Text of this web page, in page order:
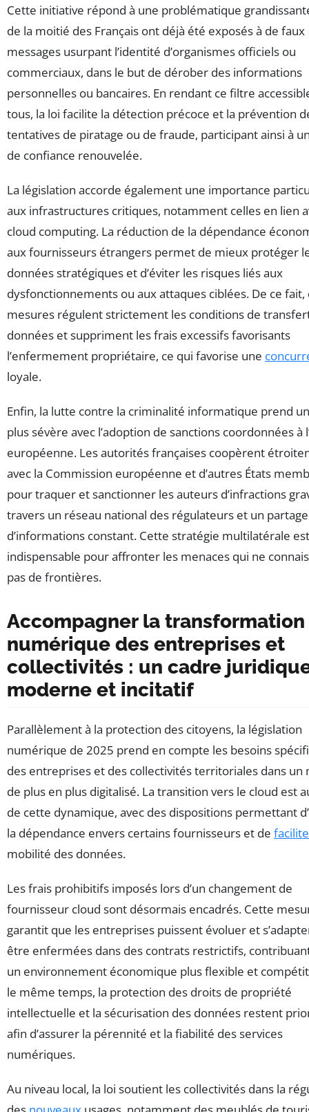
Cette initiative répond à une problématique
de la moitié des Français ont déjà été exposés à de faux
messages usurpant l’identité d’organismes officiels ou
commerciaux, dans le but de dérober des informations
personnelles ou bancaires. En rendant ce filtre
tous, la loi facilite la détection précoce et la prévention
tentatives de piratage ou de fraude, participant ainsi à
de confiance renouvelée.
La législation accorde également une importance
aux infrastructures critiques, notamment celles en lien
cloud computing. La réduction de la dépendance
aux fournisseurs étrangers permet de mieux protéger
données stratégiques et d’éviter les risques liés aux
dysfonctionnements ou aux attaques ciblées. De ce fait,
mesures régulent strictement les conditions de
données et suppriment les frais excessifs favorisants
l’enfermement propriétaire, ce qui favorise une
loyale.
Enfin, la lutte contre la criminalité informatique prend
plus sévère avec l’adoption de sanctions coordonnées à
européenne. Les autorités françaises coopèrent
avec la Commission européenne et d’autres États
pour traquer et sanctionner les auteurs d’infractions
travers un réseau national des régulateurs et un partage
d’informations constant. Cette stratégie multilatérale est
indispensable pour affronter les menaces qui ne
pas de frontières.
Accompagner la transformation
numérique des entreprises et
collectivités : un cadre
moderne et incitatif
Parallèlement à la protection des citoyens, la législation
numérique de 2025 prend en compte les besoins
des entreprises et des collectivités territoriales dans un
de plus en plus digitalisé. La transition vers le cloud est
de cette dynamique, avec des dispositions permettant
la dépendance envers certains fournisseurs et de
mobilité des données.
Les frais prohibitifs imposés lors d’un changement de
fournisseur cloud sont désormais encadrés. Cette
garantit que les entreprises puissent évoluer et
être enfermées dans des contrats restrictifs,
un environnement économique plus flexible et
le même temps, la protection des droits de propriété
intellectuelle et la sécurisation des données restent
afin d’assurer la pérennité et la fiabilité des services
numériques.
Au niveau local, la loi soutient les collectivités dans la